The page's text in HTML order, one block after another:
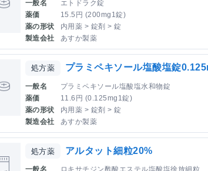
一般名
エトドラク錠
薬価
15.5円 (200mg1錠)
薬の形状
内用薬 > 錠剤 > 錠
製造会社
あすか製薬
処方薬 プラミペキソール塩酸塩錠
一般名
プラミペキソール塩酸塩水和物錠
薬価
11.6円 (0.125mg1錠)
薬の形状
内用薬 > 錠剤 > 錠
製造会社
あすか製薬
処方薬 アルタット細粒20%
一般名
ロキサチジン酢酸エステル塩酸塩徐放細粒